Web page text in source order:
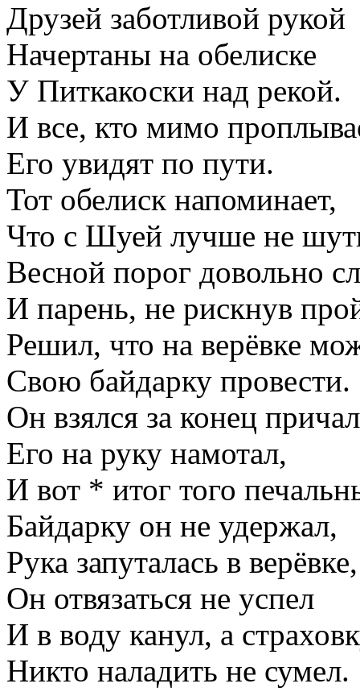
Друзей заботливой рукой
Начертаны на обелиске
У Питкакоски над рекой.
И все, кто мимо
Его увидят по пути.
Тот обелиск напоминает,
Что с Шуей лучше не
Весной порог довольно
И парень, не рискнув
Решил, что на верёвке
Свою байдарку провести.
Он взялся за конец
Его на руку намотал,
И вот * итог того
Байдарку он не удержал,
Рука запуталась в верёвке,
Он отвязаться не успел
И в воду канул, а
Никто наладить не сумел.